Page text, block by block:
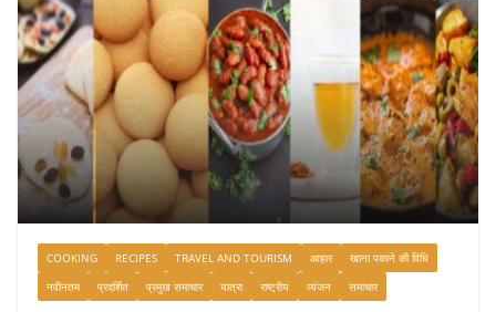
COOKING RECIPES TRAVEL AND TOURISM आहार
खाना पकाने की विधि
नवीनतम
प्रदर्शित प्रमुख समाचार यात्रा राष्ट्रीय व्यंजन समाचार